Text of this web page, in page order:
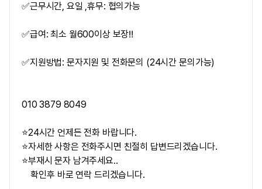
✅근무시간, 요일 ,휴무: 협의가능
✅급여: 최소 월600이상 보장‼
✅지원방법: 문자지원 및 전화문의 (24시간 문의가능)
010 3879 8049
⭐24시간 언제든 전화 바랍니다.
⭐자세한 사항은 전화주시면 친절히 답변드리겠습니다.
⭐부재시 문자 남겨주세요..
확인후 바로 연락 드리겠습니다.